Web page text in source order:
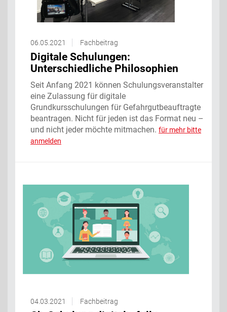
06.05.2021 Fachbeitrag
Digitale Schulungen:
Unterschiedliche Philosophien
Seit Anfang 2021 können Schulungsveranstalter
eine Zulassung für digitale
Grundkursschulungen für Gefahrgutbeauftragte
beantragen. Nicht für jeden ist das Format neu –
und nicht jeder möchte mitmachen. für mehr bitte
anmelden
04.03.2021 Fachbeitrag